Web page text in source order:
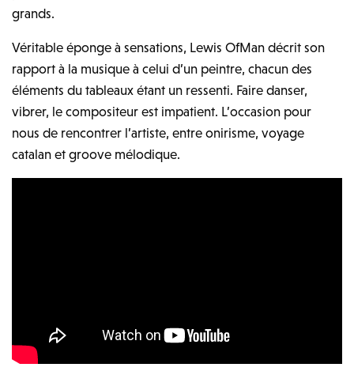
grands.
Véritable éponge à sensations, Lewis OfMan décrit son
rapport à la musique à celui d’un peintre, chacun des
éléments du tableaux étant un ressenti. Faire danser,
vibrer, le compositeur est impatient. L’occasion pour
nous de rencontrer l’artiste, entre onirisme, voyage
catalan et groove mélodique.